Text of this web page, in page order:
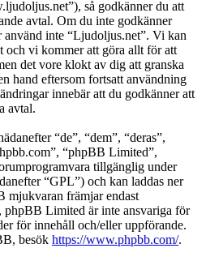
så godkänner du att
avtal. Om du inte godkänner
inte “Ljudoljus.net”. Vi kan
och vi kommer att göra allt för att
det vore klokt av dig att granska
hand eftersom fortsatt användning
innebär att du godkänner att
avtal.
“de”, “dem”, “deras”,
“phpBB Limited”,
tillgänglig under
“GPL”) och kan laddas ner
mjukvaran främjar endast
phpBB Limited är inte ansvariga för
för innehåll och/eller uppförande.
besök https://www.phpbb.com/.